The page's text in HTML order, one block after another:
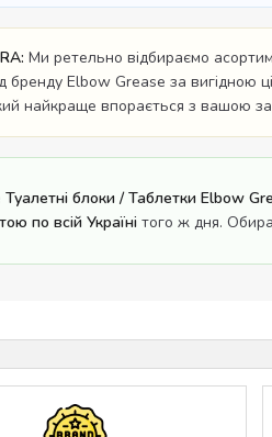
Ми ретельно відбираємо
бренду Elbow Grease за вигідною
найкраще впорається з вашою
Туалетні блоки / Таблетки Elbow
по всій Україні того ж дня.